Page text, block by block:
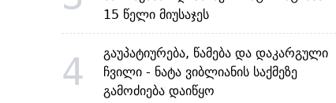
15 წელი მიუსაჯეს
4
გაუპატიურება, წამება და დაკარგული
ჩვილი - ნატა ვიბლიანის საქმეზე
გამოძიება დაიწყო